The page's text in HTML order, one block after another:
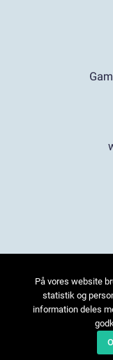
På vores website
statistik og
information deles